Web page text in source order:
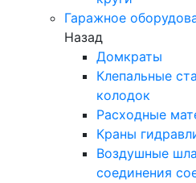
Гаражное
Назад
Домкраты
Клепальные
колодок
Расходные
Краны
Воздушные
соединения